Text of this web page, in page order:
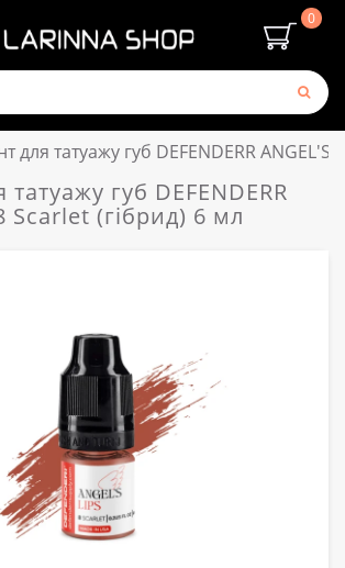
0
для татуажу губ DEFENDERR
татуажу губ DEFENDERR
Scarlet (гібрид) 6 мл